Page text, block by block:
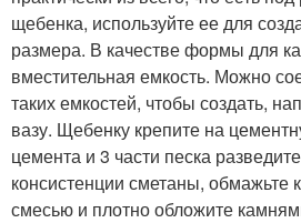
щебенка, используйте ее для
размера. В качестве формы для
вместительная емкость. Можно
таких емкостей, чтобы создать,
вазу. Щебенку крепите на
цемента и 3 части песка
консистенции сметаны, обмажьте
смесью и плотно обложите